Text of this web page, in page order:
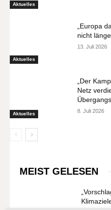
Aktuelles
Aktuelles
„Europa
nicht
13. Juli 2026
Aktuelles
„Der
Netz
8. Juli 2026
MEIST GELESEN